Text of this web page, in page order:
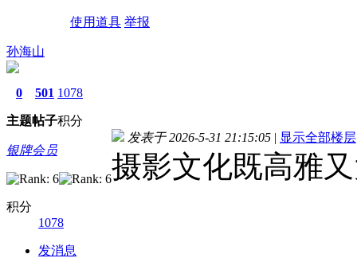
使用道具 举报
孙海山
0
主题
501
帖子
1078
积分
银牌会员
积分
1078
发消息
发表于 2026-5-31 21:15:05 | 显示全部楼层
摄影文化既高雅